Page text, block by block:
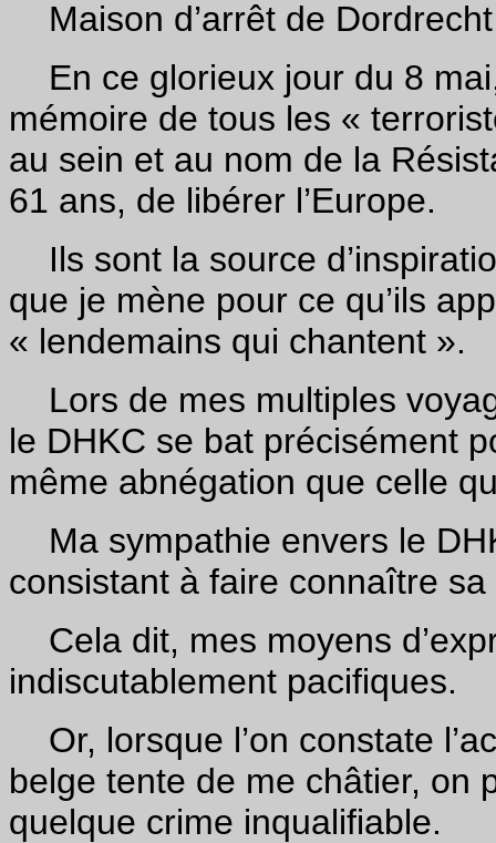
Maison d’arrêt de
En ce glorieux jour du 8
mémoire de tous les «
au sein et au nom de la
61 ans, de libérer l’Europe.
Ils sont la source
que je mène pour ce qu’ils
« lendemains qui chantent ».
Lors de mes multiples
le DHKC se bat précisément
même abnégation que celle
Ma sympathie envers le
consistant à faire connaître
Cela dit, mes moyens
indiscutablement pacifiques.
Or, lorsque l’on constate
belge tente de me châtier, on
quelque crime inqualifiable.